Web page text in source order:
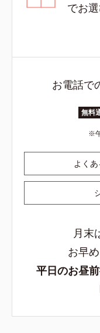
でお
お電話で
無料
よく
月末
お早
平日のお昼